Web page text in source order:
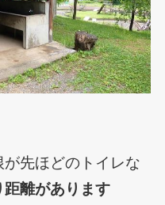
先ほどのトイレな
離があります